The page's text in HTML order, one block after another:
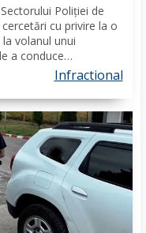
Poliției de
cu privire la o
volanul unui
a conduce
a.c., în jurul oreiInfractional